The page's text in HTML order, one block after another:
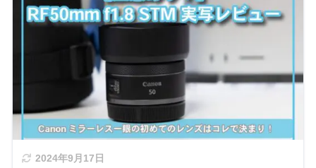
2024年9月17日